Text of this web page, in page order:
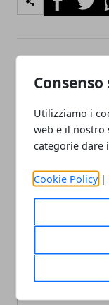
Utilizziamo i
web e il nostro
categorie dare
Cookie Policy |
Quarta fase di